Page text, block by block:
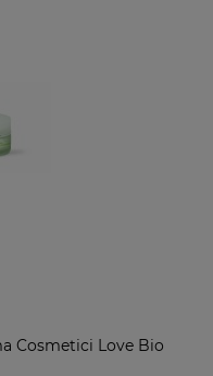
Cosmetici Love Bio